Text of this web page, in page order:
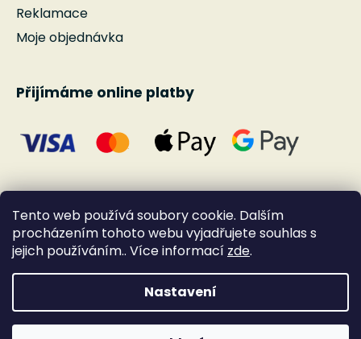
Tento web používá soubory cookie. Dalším
procházením tohoto webu vyjadřujete souhlas s
jejich používáním.. Více informací zde.
Nastavení
Reklamace
Moje objednávka
Přijímáme online platby
Vytvořil Shoptet